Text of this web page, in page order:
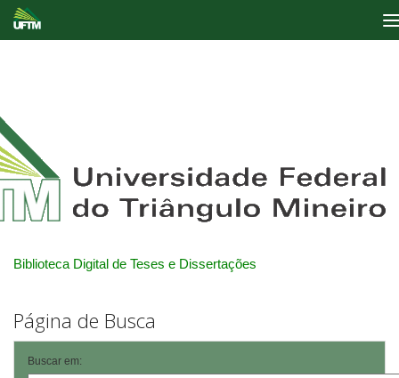
Biblioteca Digital de Teses e Dissertações
Página de Busca
Buscar em: